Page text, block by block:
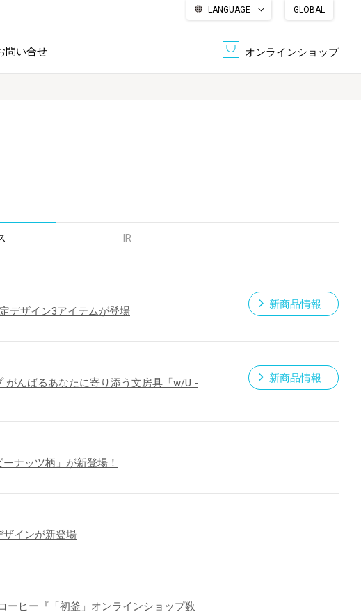
LANGUAGE
GLOBAL
オンラインショップ
サステナブルな紙器製品「asue（あすえ）」
問い合せ
IR
デザイン3アイテムが登場
新商品情報
がんばるあなたに寄り添う文房具「w/U -
新商品情報
ナッツ柄」が新登場！
ザインが新登場
ーヒー『「初釜」オンラインショップ数